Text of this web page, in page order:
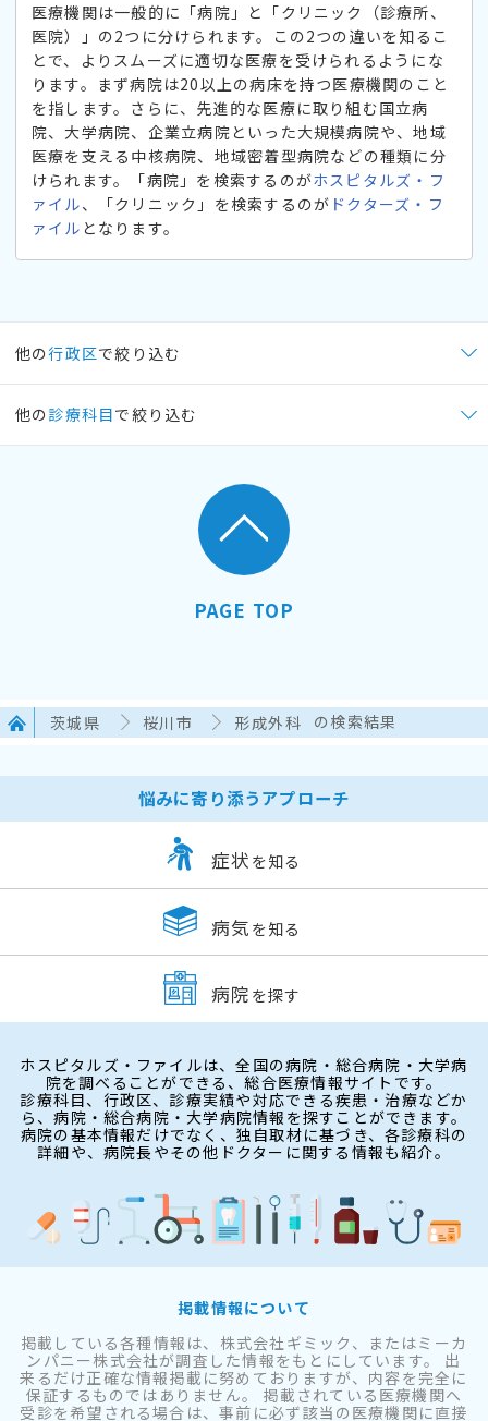
医療機関は一般的に「病院」と「クリニック（診療所、
医院）」の2つに分けられます。この2つの違いを知るこ
とで、よりスムーズに適切な医療を受けられるようにな
ります。まず病院は20以上の病床を持つ医療機関のこと
を指します。さらに、先進的な医療に取り組む国立病
院、大学病院、企業立病院といった大規模病院や、地域
医療を支える中核病院、地域密着型病院などの種類に分
けられます。「病院」を検索するのがホスピタルズ・フ
ァイル、「クリニック」を検索するのが ドクターズ・フ
ァイル となります。
他の行政区で絞り込む
他の 診療科目で絞り込む
PAGE TOP
茨城県 桜川市 形成外科 の検索結果
悩みに寄り添うアプローチ
症状 を知る
病気 を知る
病院 を探す
ホスピタルズ・ファイルは、全国の病院・総合病院・大学病
院を調べることができる、総合医療情報サイトです。
診療科目、行政区、診療実績や対応できる疾患・治療などか
ら、病院・総合病院・大学病院情報を探すことができます。
病院の基本情報だけでなく、独自取材に基づき、各診療科の
詳細や、病院長やその他ドクターに関する情報も紹介。
掲載情報について
掲載している各種情報は、株式会社ギミック、またはミーカ
ンパニー株式会社が調査した情報をもとにしています。 出
来るだけ正確な情報掲載に努めておりますが、内容を完全に
保証するものではありません。 掲載されている医療機関へ
受診を希望される場合は、事前に必ず該当の医療機関に直接